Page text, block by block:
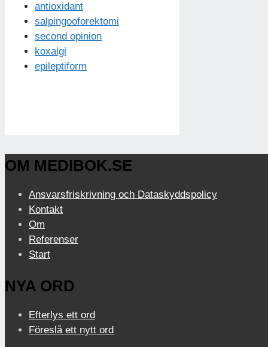
antioxidant
salpingooforektomi
second opinion
koxalgi
epileptiform
OM MEDIBOK.SE
Ansvarsfriskrivning och Dataskyddspolicy
Kontakt
Om
Referenser
Start
NYA ORD
Efterlys ett ord
Föreslå ett nytt ord